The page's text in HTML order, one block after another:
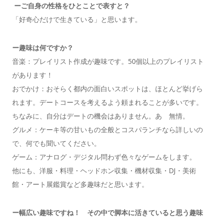
ーご自身の性格をひとことで表すと？
「好奇心だけで生きている」と思います。
ー趣味は何ですか？
音楽：プレイリスト作成が趣味です。50個以上のプレイリスト
があります！
おでかけ：おそらく都内の面白いスポットは、ほとんど挙げら
れます。デートコースを考えるよう頼まれることが多いです。
ちなみに、自分はデートの機会はありません。あゝ無情。
グルメ：ケーキ等の甘いもの全般とコスパランチなら詳しいの
で、何でも聞いてください。
ゲーム：アナログ・デジタル問わず色々なゲームをします。
他にも、洋服・料理・ヘッドホン収集・機材収集・DJ・美術
館・アート展鑑賞など多趣味だと思います。
ー幅広い趣味ですね！ その中で脚本に活きていると思う趣味